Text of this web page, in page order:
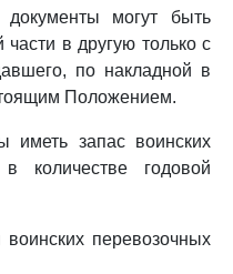
могут быть
в другую только с
по накладной в
Положением.
иметь запас воинских
количестве годовой
перевозочных